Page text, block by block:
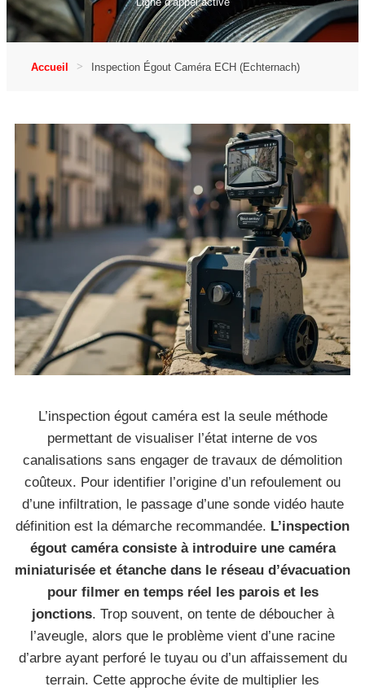
Accueil Inspection Égout Caméra ECH (Echternach)
L’inspection égout caméra est la seule méthode
permettant de visualiser l’état interne de vos
canalisations sans engager de travaux de démolition
coûteux. Pour identifier l’origine d’un refoulement ou
d’une infiltration, le passage d’une sonde vidéo haute
définition est la démarche recommandée. L’inspection
égout caméra consiste à introduire une caméra
miniaturisée et étanche dans le réseau d’évacuation
pour filmer en temps réel les parois et les
jonctions. Trop souvent, on tente de déboucher à
l’aveugle, alors que le problème vient d’une racine
d’arbre ayant perforé le tuyau ou d’un affaissement du
terrain. Cette approche évite de multiplier les